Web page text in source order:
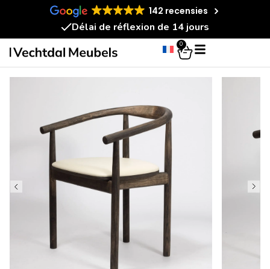
142 recensies
Délai de réflexion de 14 jours
0